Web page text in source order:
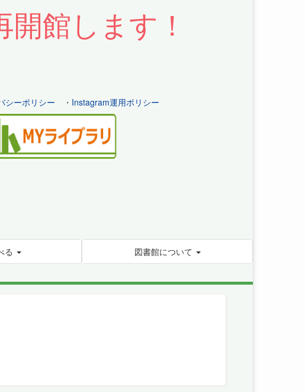
館します！
シーポリシー ・ Instagram運用ポリシー
る
図書館について